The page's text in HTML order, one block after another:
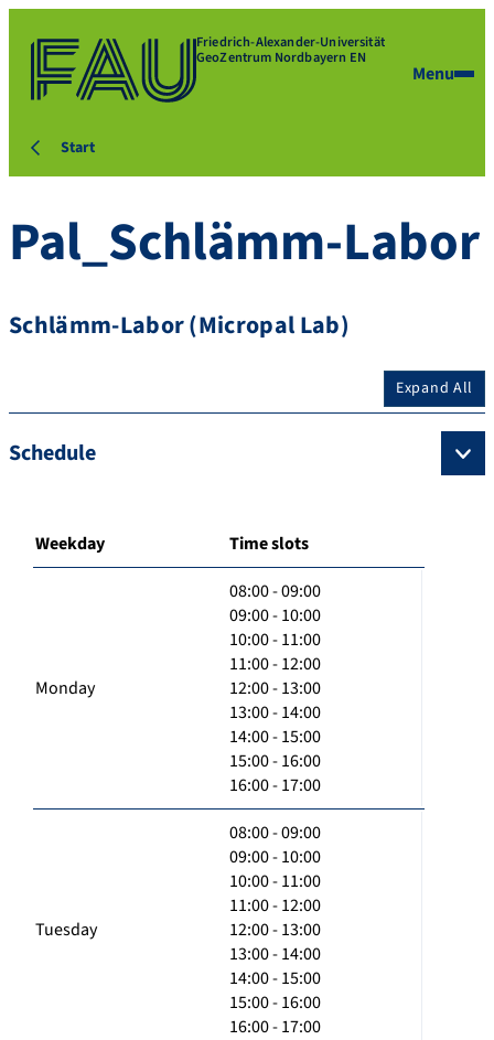
Friedrich-Alexander-Universität
GeoZentrum Nordbayern EN
Menu
Start
Pal_Schlämm-Labor
Schlämm-Labor (Micropal Lab)
Expand All
Schedule
Weekday Time slots
Monday
08:00 - 09:00
09:00 - 10:00
10:00 - 11:00
11:00 - 12:00
12:00 - 13:00
13:00 - 14:00
14:00 - 15:00
15:00 - 16:00
16:00 - 17:00
Tuesday
08:00 - 09:00
09:00 - 10:00
10:00 - 11:00
11:00 - 12:00
12:00 - 13:00
13:00 - 14:00
14:00 - 15:00
15:00 - 16:00
16:00 - 17:00